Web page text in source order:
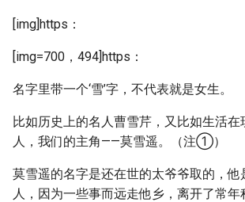
[img]https：
[img=700，494]https：
名字里带一个‘雪’字，不代表就是女生。
比如历史上的名人曹雪芹，又比如生活在
人，我们的主角——莫雪遥。（注①）
莫雪遥的名字是还在世的太爷爷取的，他
人，因为一些事而远走他乡，离开了常